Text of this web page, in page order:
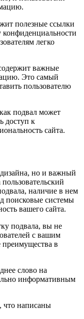
полезные ссылки
легко
важные
Это самый
пользователю
подвал может
доступ к
сайта.
но и важный
наличие в нем
поисковые системы
вашего сайта.
подвала, вы не
с вашим
в
слово на
информативным
что написаны